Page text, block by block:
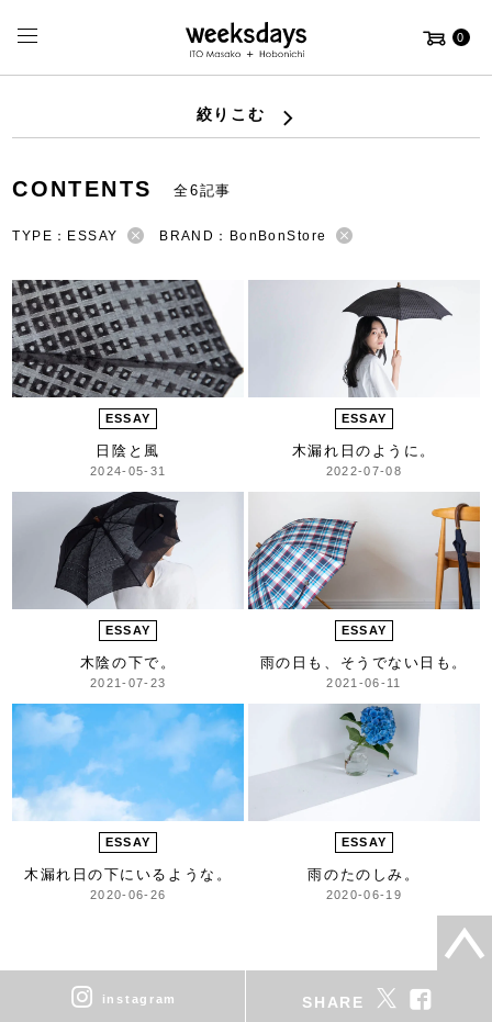
0
絞りこむ
CONTENTS 全6記事
TYPE：ESSAY BRAND：BonBonStore
ESSAY
日陰と風
2024-05-31
ESSAY
木漏れ日のように。
2022-07-08
ESSAY
木陰の下で。
2021-07-23
ESSAY
雨の日も、そうでない日も。
2021-06-11
ESSAY
木漏れ日の下にいるような。
2020-06-26
ESSAY
雨のたのしみ。
2020-06-19
instagram SHARE